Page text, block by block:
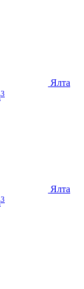
Ялта
3
Ялта
3